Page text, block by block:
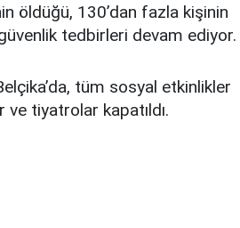
öldüğü, 130’dan fazla kişinin
tedbirleri devam ediyor.
tüm sosyal etkinlikler
tiyatrolar kapatıldı.